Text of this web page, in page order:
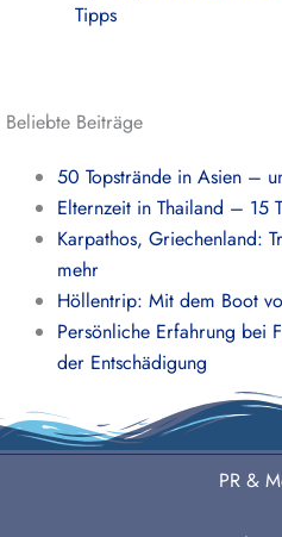
Tipps
Beliebte Beiträge
50 Topstrände in Asien –
Elternzeit in Thailand – 15
Karpathos, Griechenland:
mehr
Höllentrip: Mit dem Boot
Persönliche Erfahrung bei
der Entschädigung
PR &